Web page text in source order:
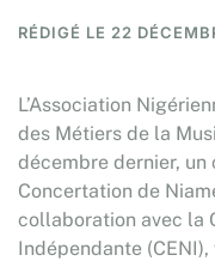
RÉDIGÉ LE 22
L’Association
des Métiers de la
décembre dernier,
Concertation de
collaboration avec la
Indépendante